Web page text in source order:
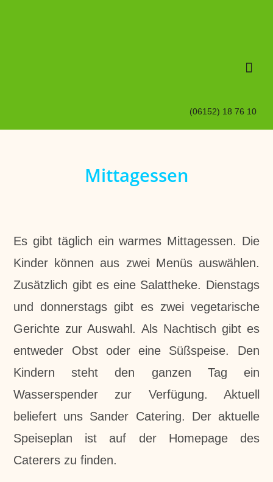
(06152) 18 76 10
Mittagessen
Es gibt täglich ein warmes Mittagessen. Die
Kinder können aus zwei Menüs auswählen.
Zusätzlich gibt es eine Salattheke. Dienstags
und donnerstags gibt es zwei vegetarische
Gerichte zur Auswahl. Als Nachtisch gibt es
entweder Obst oder eine Süßspeise. Den
Kindern steht den ganzen Tag ein
Wasserspender zur Verfügung. Aktuell
beliefert uns Sander Catering. Der aktuelle
Speiseplan ist auf der Homepage des
Caterers zu finden.